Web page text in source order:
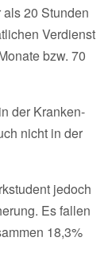
20 Stunden
Verdienst
bzw. 70
der Kranken-
nicht in der
jedoch
Es fallen
18,3%